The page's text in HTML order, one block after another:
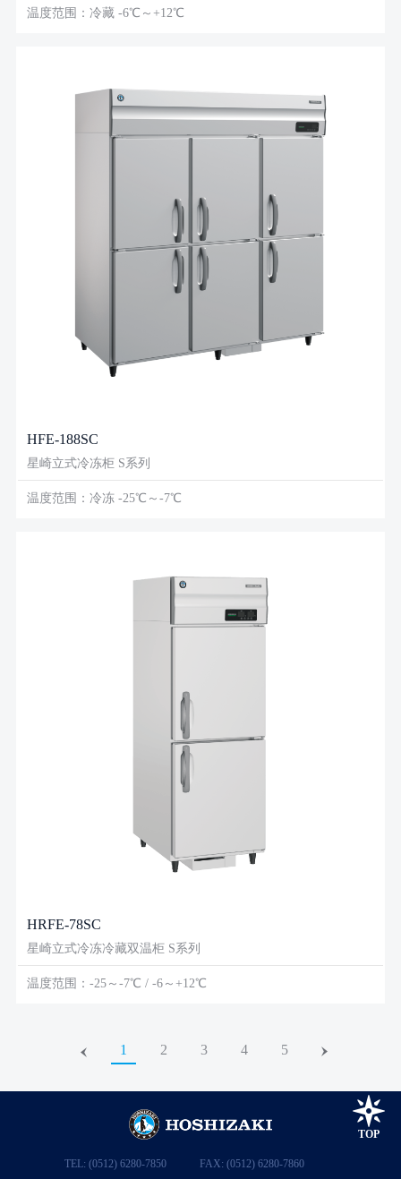
温度范围：冷藏 -6℃～+12℃
HFE-188SC
星崎立式冷冻柜 S系列
温度范围：冷冻 -25℃～-7℃
HRFE-78SC
星崎立式冷冻冷藏双温柜 S系列
温度范围：-25～-7℃ / -6～+12℃
1 2 3 4 5
TEL: (0512) 6280-7850
FAX: (0512) 6280-7860
TOP